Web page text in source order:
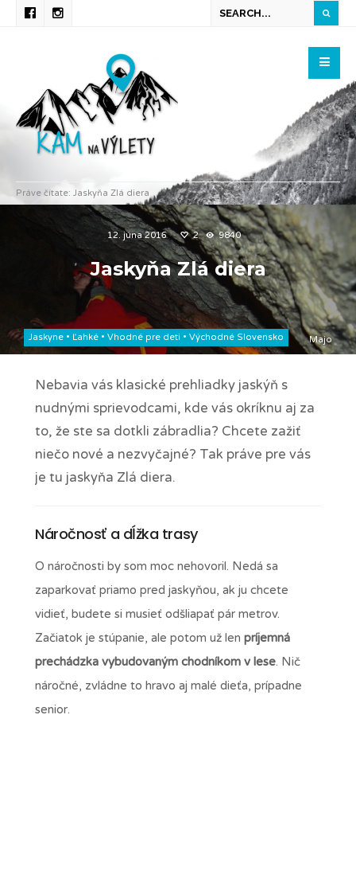
Práve čítate: Jaskyňa Zlá diera
12. júna 2016 2 9840
Majo
Jaskyňa Zlá diera
Jaskyne • Ľahké • Vhodné pre deti • Východné Slovensko
Nebavia vás klasické prehliadky jaskýň s
nudnými sprievodcami, kde vás okríknu aj za
to, že ste sa dotkli zábradlia? Chcete zažiť
niečo nové a nezvyčajné? Tak práve pre vás
je tu jaskyňa Zlá diera.
Náročnosť a dĺžka trasy
O náročnosti by som moc nehovoril. Nedá sa
zaparkovať priamo pred jaskyňou, ak ju chcete
vidieť, budete si musieť odšliapať pár metrov.
Začiatok je stúpanie, ale potom už len príjemná
prechádzka vybudovaným chodníkom v lese. Nič
náročné, zvládne to hravo aj malé dieťa, prípadne
senior.